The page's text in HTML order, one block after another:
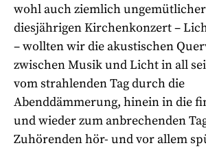
wohl auch ziemlich
diesjährigen Kirchenkonzert –
– wollten wir die akustischen
zwischen Musik und Licht in all
vom strahlenden Tag durch die
Abenddämmerung, hinein in die
und wieder zum anbrechenden
Zuhörenden hör- und vor allem